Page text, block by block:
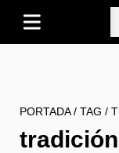
PORTADA/ TAG /